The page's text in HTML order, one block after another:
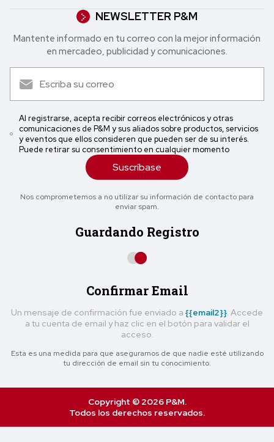
NEWSLETTER P&M
Mantente informado en tu correo con la mejor in formación
en mercadeo, publicidad y comunicaciones.
Al registrarse, acepta recibir correos electrónicos y otras
comunicaciones de P&M y sus aliados sobre productos, servicios
y eventos que ellos consideren que pueden ser de su interés.
Puede retirar su consentimiento en cualquier momento
Suscríbase
Nos comprometemos a no utilizar su información de contacto para
enviar spam.
Guardando Registro
Confirmar Email
Un mensaje de confirmación fue enviado a {{email2}} . Accede
a tu cuenta de email y haz clic en el botón para validar el
acceso.
Esta es una medida para que asegurarnos de que nadie esté utilizando
tu dirección de email sin tu conocimiento.
Copyright © 2026 P&M.
Todos los derechos reservados.